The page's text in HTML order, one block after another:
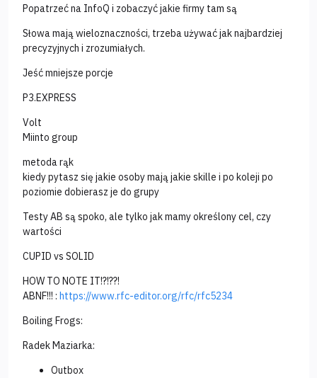
Popatrzeć na InfoQ i zobaczyć jakie firmy tam są
Słowa mają wieloznaczności, trzeba używać jak najbardziej
precyzyjnych i zrozumiałych.
Jeść mniejsze porcje
P3.EXPRESS
Volt
Miinto group
metoda rąk
kiedy pytasz się jakie osoby mają jakie skille i po koleji po
poziomie dobierasz je do grupy
Testy AB są spoko, ale tylko jak mamy określony cel, czy
wartości
CUPID vs SOLID
HOW TO NOTE IT!?!??!
ABNF!!! : https://www.rfc-editor.org/rfc/rfc5234
Boiling Frogs:
Radek Maziarka:
Outbox